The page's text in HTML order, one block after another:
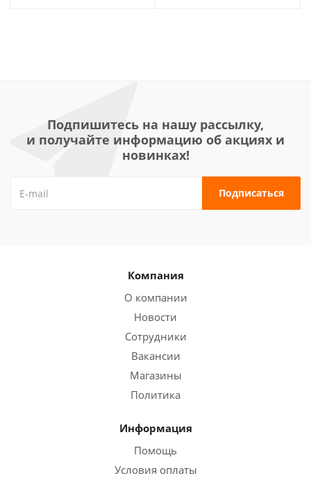
Подпишитесь на нашу рассылку,
и получайте информацию об акциях и
новинках!
Компания
О компании
Новости
Сотрудники
Вакансии
Магазины
Политика
Информация
Помощь
Условия оплаты